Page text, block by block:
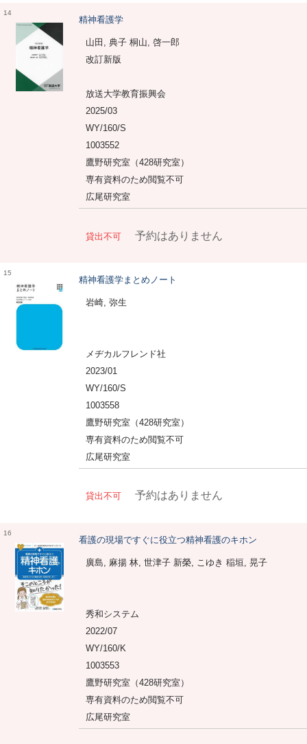
14
精神看護学
山田, 典子 桐山, 啓一郎
改訂新版
放送大学教育振興会
2025/03
WY/160/S
1003552
鷹野研究室（428研究室）
専有資料のため閲覧不可
広尾研究室
貸出不可 予約はありません
15
精神看護学まとめノート
岩崎, 弥生
メヂカルフレンド社
2023/01
WY/160/S
1003558
鷹野研究室（428研究室）
専有資料のため閲覧不可
広尾研究室
貸出不可 予約はありません
16
看護の現場ですぐに役立つ精神看護のキホン
廣島, 麻揚 林, 世津子 新榮, こゆき 稲垣, 晃子
秀和システム
2022/07
WY/160/K
1003553
鷹野研究室（428研究室）
専有資料のため閲覧不可
広尾研究室